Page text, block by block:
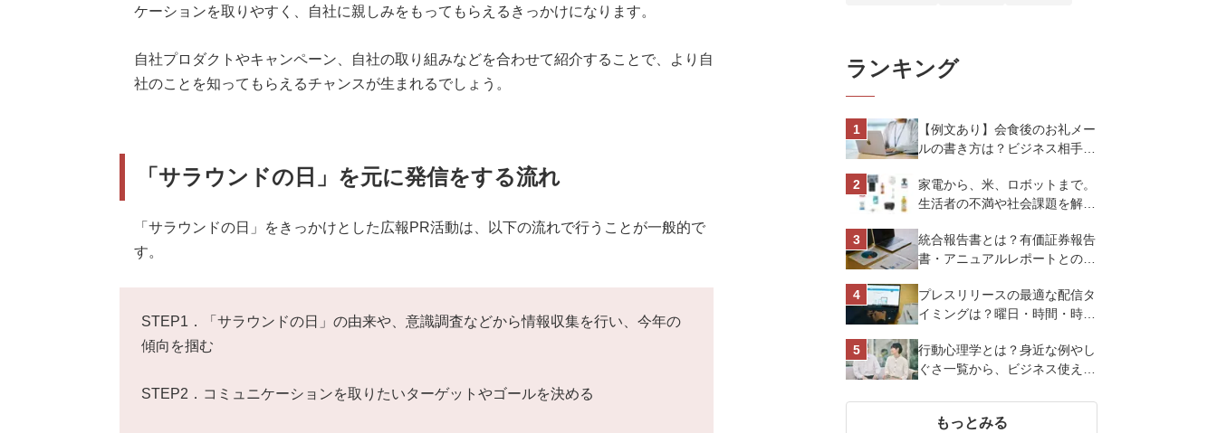
ケーションを取りやすく、自社に親しみをもってもらえるきっかけになります。
自社プロダクトやキャンペーン、自社の取り組みなどを合わせて紹介することで、より自
社のことを知ってもらえるチャンスが生まれるでしょう。
「サラウンドの日」を元に発信をする流れ
「サラウンドの日」をきっかけとした広報PR活動は、以下の流れで行うことが一般的で
す。
STEP1．「サラウンドの日」の由来や、意識調査などから情報収集を行い、今年の
傾向を掴む
STEP2．コミュニケーションを取りたいターゲットやゴールを決める
ランキング
【例文あり】会食後のお礼メー
ルの書き方は？ビジネス相手に
トを解説
家電から、米、ロボットまで。
生活者の不満や社会課題を解決
スオーヤマ株式会社
統合報告書とは？有価証券報告
書・アニュアルレポートとの違
プレスリリースの最適な配信タ
イミングは？曜日・時間・時期
化させよう
行動心理学とは？身近な例やし
ぐさ一覧から、ビジネス使える
もっとみる